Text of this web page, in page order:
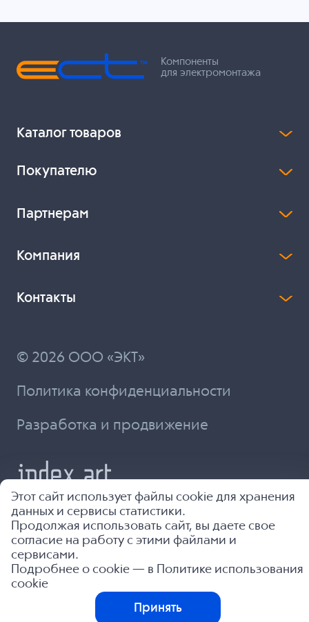
Компоненты
для электромонтажа
Каталог товаров
Покупателю
Партнерам
Компания
Контакты
© 2026 ООО «ЭКТ»
Политика конфиденциальности
Разработка и продвижение
Этот сайт использует файлы cookie для хранения
данных и сервисы статистики.
Продолжая использовать сайт, вы даете свое
согласие на работу с этими файлами и
сервисами.
Подробнее о cookie — в
Политике использования
cookie
Принять